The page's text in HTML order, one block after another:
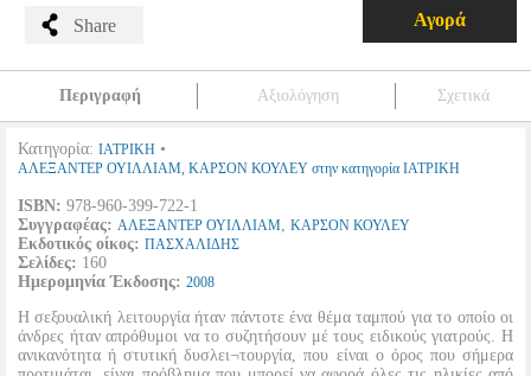
Share Αγορά
Περιγραφή Αξιολόγηση Σχετικά
Κατηγορία: ΙΑΤΡΙΚΗ •
ΑΛΕΞΑΝΤΕΡ ΟΥΙΛΛΙΑΜ, ΚΑΡΣΟΝ ΚΟΥΛΕΥ στην κατηγορία ΙΑΤΡΙΚΗ
ISBN: 978-960-399-722-1
Συγγραφέας: ΑΛΕΞΑΝΤΕΡ ΟΥΙΛΛΙΑΜ, ΚΑΡΣΟΝ ΚΟΥΛΕΥ
Εκδοτικός οίκος: ΠΑΣΧΑΛΙΔΗΣ
Σελίδες: 160
Ημερομηνία Έκδοσης: 2008
Η σεξουαλική λειτουργία ήταν πάντοτε ένα θέμα ταμπού για το οποίο οι
άνδρες ήταν απρόθυμοι να το συζητήσουν μέ τους ειδικούς γιατρούς. Η
ανικανότητα ή στυτική δυσλει¬τουργία, που είναι ο όρος που σήμερα